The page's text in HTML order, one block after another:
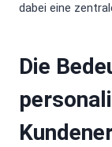
dabei eine
Die